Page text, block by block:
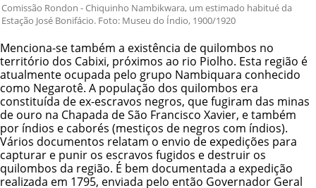
Comissão Rondon - Chiquinho Nambikwara, um estimado habitué da
Estação José Bonifácio. Foto: Museu do Índio, 1900/1920
Menciona-se também a existência de quilombos no
território dos Cabixi, próximos ao rio Piolho. Esta região é
atualmente ocupada pelo grupo Nambiquara conhecido
como Negarotê. A população dos quilombos era
constituída de ex-escravos negros, que fugiram das minas
de ouro na Chapada de São Francisco Xavier, e também
por índios e caborés (mestiços de negros com índios).
Vários documentos relatam o envio de expedições para
capturar e punir os escravos fugidos e destruir os
quilombos da região. É bem documentada a expedição
realizada em 1795, enviada pelo então Governador Geral